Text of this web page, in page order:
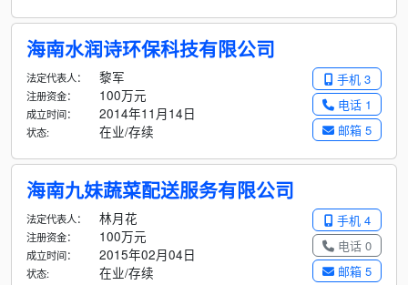
海南水润诗环保科技有限公司
手机 3
电话 1
邮箱 5
法定代表人： 黎军
注册资金： 100万元
成立时间： 2014年11月14日
状态: 在业/存续
海南九妹蔬菜配送服务有限公司
手机 4
电话 0
邮箱 5
法定代表人： 林月花
注册资金： 100万元
成立时间： 2015年02月04日
状态: 在业/存续